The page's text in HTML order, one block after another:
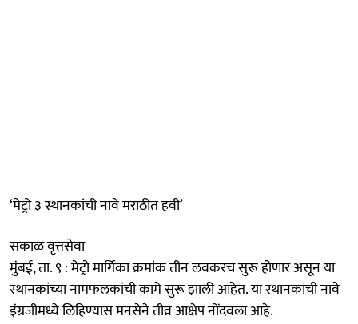
‘मेट्रो ३ स्थानकांची नावे मराठीत हवी’
सकाळ वृत्तसेवा
मुंबई, ता. ९ : मेट्रो मार्गिका क्रमांक तीन लवकरच सुरू होणार असून या
स्थानकांच्या नामफलकांची कामे सुरू झाली आहेत. या स्थानकांची नावे
इंग्रजीमध्ये लिहिण्यास मनसेने तीव्र आक्षेप नोंदवला आहे.